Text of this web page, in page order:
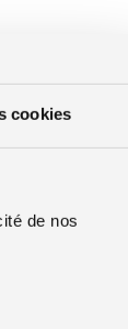
cookies
de nos